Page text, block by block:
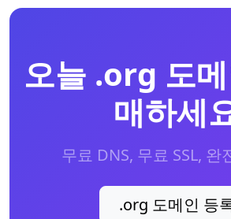
오늘 .org 도
매하세
무료 DNS, 무료 SSL, 완
.org 도메인 등